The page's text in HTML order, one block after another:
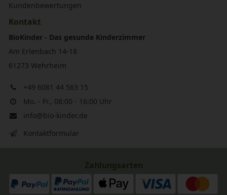
Kundenbewertungen
Kontakt
BioKinder - Das gesunde Kinderzimmer
Am Erlenbach 14-18
61273 Wehrheim
+49 6081 44 563 15
Mo. - Fr., 08:00 - 16:00 Uhr
info@bio-kinder.de
Kontaktformular
Zahlungsarten